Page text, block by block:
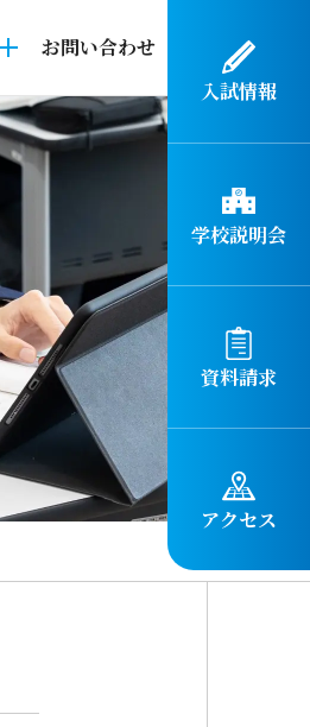
入試情報
学校説明会
資料請求
アクセス
お問い合わせ